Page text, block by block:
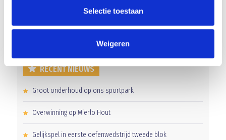
Selectie toestaan
Weigeren
RECENT NIEUWS
Groot onderhoud op ons sportpark
Overwinning op Mierlo Hout
Gelijkspel in eerste oefenwedstrijd tweede blok